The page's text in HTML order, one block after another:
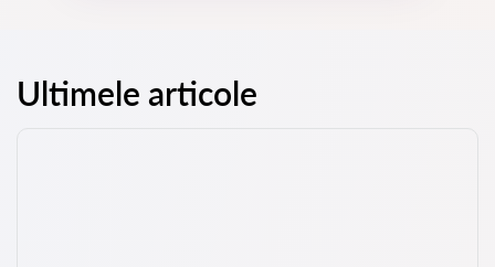
Ultimele articole